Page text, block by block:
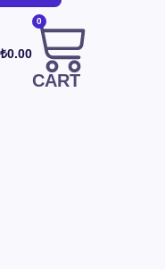
₺0.00
0
CART